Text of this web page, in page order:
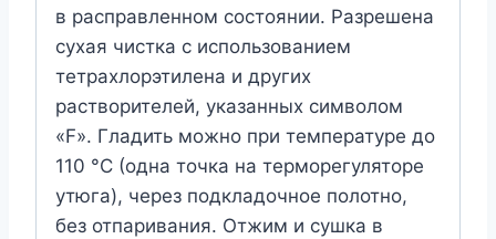
в расправленном состоянии. Разрешена
сухая чистка с использованием
тетрахлорэтилена и других
растворителей, указанных символом
«F». Гладить можно при температуре до
110 °C (одна точка на терморегуляторе
утюга), через подкладочное полотно,
без отпаривания. Отжим и сушка в